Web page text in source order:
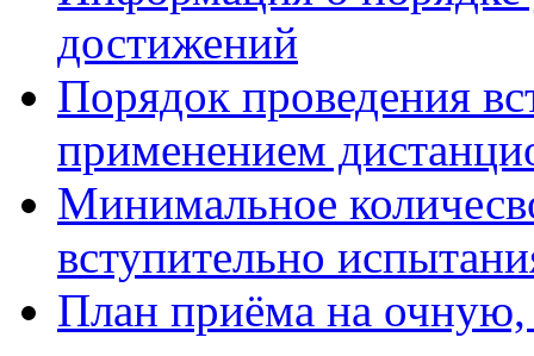
достижений
Порядок проведения
применением
Минимальное
вступительно
План приёма на